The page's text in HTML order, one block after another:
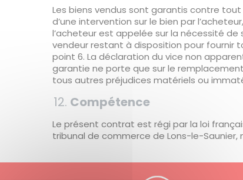
Les biens vendus sont garantis contre
d’une intervention sur le bien par
l’acheteur est appelée sur la nécessité
vendeur restant à disposition pour fournir
point 6. La déclaration du vice non
garantie ne porte que sur le
tous autres préjudices matériels ou
Compétence
Le présent contrat est régi par la loi
tribunal de commerce de Lons-le-